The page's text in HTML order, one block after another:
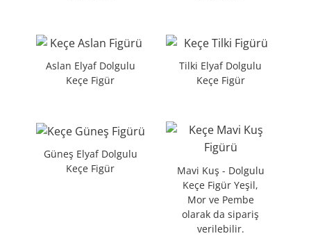
Aslan Elyaf Dolgulu
Keçe Figür
Tilki Elyaf Dolgulu
Keçe Figür
Güneş Elyaf Dolgulu
Keçe Figür
Mavi Kuş - Dolgulu
Keçe Figür Yeşil,
Mor ve Pembe
olarak da sipariş
verilebilir.